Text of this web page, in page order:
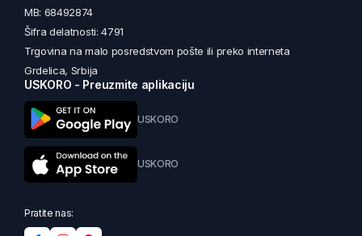
MB: 68492874
Šifra delatnosti: 4791
Trgovina na malo posredstvom pošte ili preko interneta
Grdelica, Srbija
USKORO - Preuzmite aplikaciju
USKORO
USKORO
Pratite nas: